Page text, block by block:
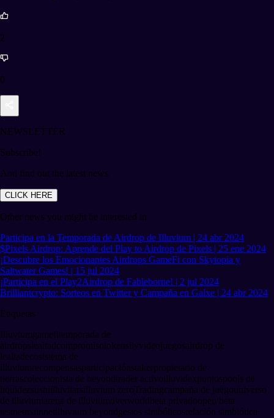
2
0
NEWSLETTER
Subscribe!
And find out the latest news
CLICK HERE
Other news you might be interested in
Participa en la Temporada de Airdrop de Illuvium | 24 abr 2024
$Pixels Airdrop: Aprende del Play to Airdrop de Pixels | 25 ene 2024
¡Descubre los Emocionantes Airdrops GameFi con Skytopia y
Saltwater Games! | 15 jul 2024
¡Participa en el Play2Airdrop de Fableborne! | 2 jul 2024
Brilliantcrypto: Sorteos en Twitter y Campaña en Galxe | 24 abr 2024
Etiquetas
Illuviumgamefitemporada de
airdropslealtadcompromisotokensilvvideojuegosairdrop de
lealtadecosistema de
illuviumrecompensasparticipaciónstakerpropietario de
tierrascoleccionista de beyondtrader activoilluvidexpuntospools de
liquidezsushiilluvitarsilluvium zeroTradingcampaña de juegouniverso
de illuviumarena de illuviumoverworldbeta privadoopen beta
testnetmainnetilluvium beyondgestos simbólicosrelación simbiótica